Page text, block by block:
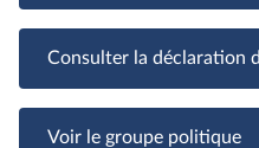
Consulter la déclaration
Voir le groupe politique